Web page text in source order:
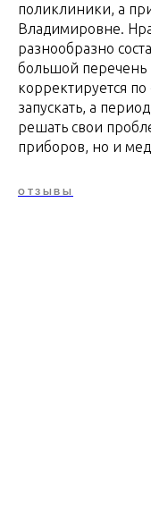
поликлиники, а
Владимировне.
разнообразно
большой
корректируется
запускать, а
решать свои
приборов, но и
ОТЗЫВЫ